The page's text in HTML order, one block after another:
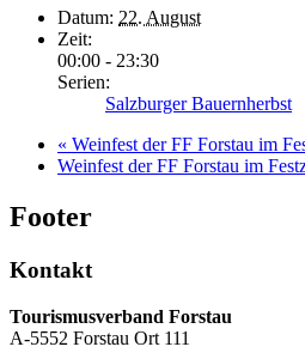
Datum: 22. August
Zeit:
00:00 - 23:30
Serien:
Salzburger Bauernherbst
« Weinfest der FF Forstau im
Weinfest der FF Forstau im
Footer
Kontakt
Tourismusverband Forstau
A-5552 Forstau Ort 111